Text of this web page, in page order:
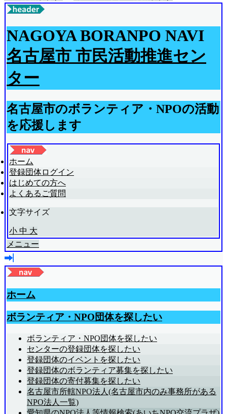
NAGOYA BORANPO NAVI
名古屋市 市民活動推進セン
ター
名古屋市のボランティア・NPOの活動
を応援します
ホーム
登録団体ログイン
はじめての方へ
よくあるご質問
文字サイズ
小 中 大
メニュー
ホーム
ボランティア・NPO団体を探したい
ボランティア・NPO団体を探したい
センターの登録団体を探したい
登録団体のイベントを探したい
登録団体のボランティア募集を探したい
登録団体の寄付募集を探したい
名古屋市所轄NPO法人(名古屋市内のみ事務所がある
NPO法人一覧)